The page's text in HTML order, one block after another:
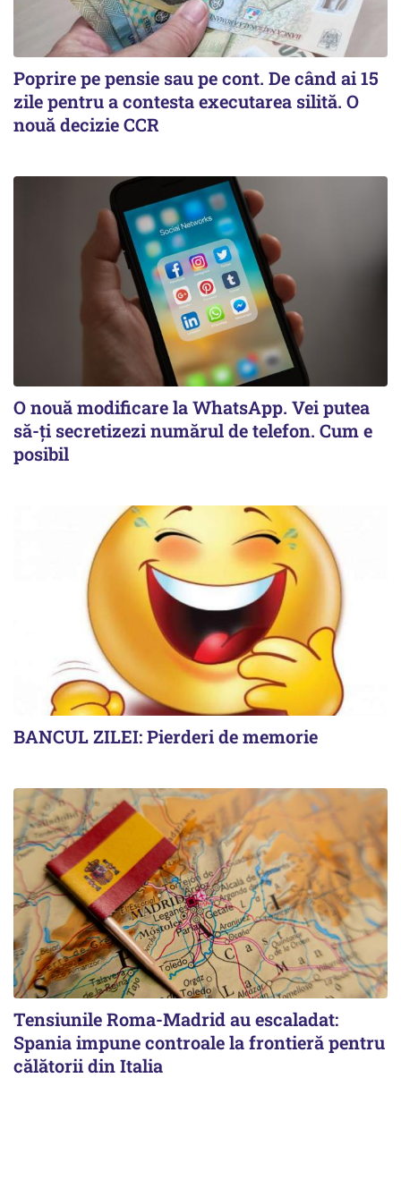
Poprire pe pensie sau pe cont. De când ai 15
zile pentru a contesta executarea silită. O
nouă decizie CCR
O nouă modificare la WhatsApp. Vei putea
să-ți secretizezi numărul de telefon. Cum e
posibil
BANCUL ZILEI: Pierderi de memorie
Tensiunile Roma-Madrid au escaladat:
Spania impune controale la frontieră pentru
călătorii din Italia